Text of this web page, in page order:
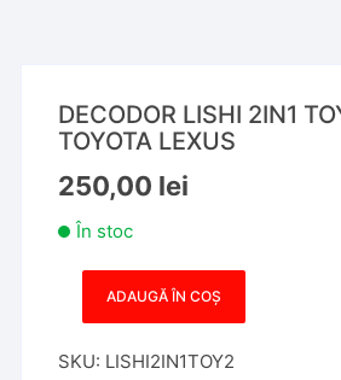
DECODOR LISHI 2IN1
TOYOTA LEXUS
250,00 lei
În stoc
Cantitate
LISHI
ADAUGĂ ÎN COȘ
SKU: LISHI2IN1TOY2